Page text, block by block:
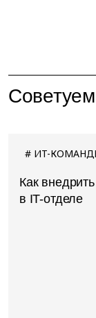
ИТ-
Как
в IT-отделе